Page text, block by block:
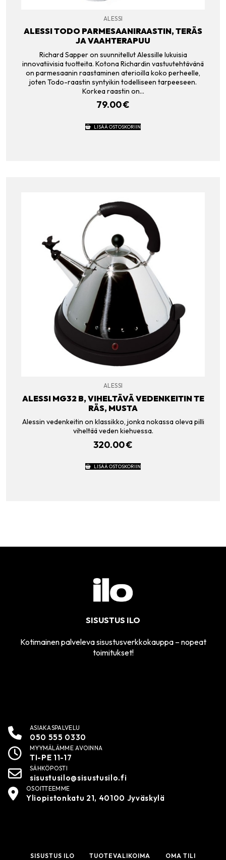
ALESSI
ALESSI TODO PARMESAANIRAASTIN, TERÄS
JA VAAHTERAPUU
Richard Sapper on suunnitellut Alessille lukuisia
innovatiivisia tuotteita. Kotona Richardin vastuutehtävänä
on parmesaanin raastaminen aterioilla koko perheelle,
joten Todo-raastin syntyikin todelliseen tarpeeseen.
Korkea raastin on…
79.00€
LISÄÄ OSTOSKORIIN
ALESSI
ALESSI MG32 B, VIHELTÄVÄ VEDENKEITIN TE
RÄS, MUSTA
Alessin vedenkeitin on klassikko, jonka nokassa oleva pilli
viheltää veden kiehuessa.
320.00€
LISÄÄ OSTOSKORIIN
SISUSTUS ILO
Kotimainen palveleva sisustusverkkokauppa – nopeat
toimitukset!
ASIAKASPALVELU
050 555 0330
MYYMÄLÄMME AVOINNA
TI-PE 11-17
SÄHKÖPOSTI
sisustusilo@sisustusilo.fi
OSOITTEEMME
Yliopistonkatu 21, 40100 Jyväskylä
SISUSTUS ILO TUOTEVALIKOIMA OMA TILI